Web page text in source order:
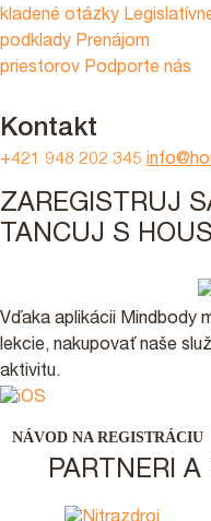
kladené otázky
podklady Prenájom
priestorov Podporte nás
Kontakt
+421 948 202 345
ZAREGISTRUJ
TANCUJ S
Vďaka aplikácii Mindbody
lekcie, nakupovať naše
aktivitu.
NÁVOD NA REGISTRÁCIU
PARTNERI A